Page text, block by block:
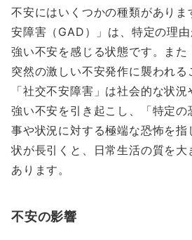
不安にはいくつかの種類がありま
安障害（GAD）」は、特定の理
強い不安を感じる状態です。また
突然の激しい不安発作に襲われる
「社交不安障害」は社会的な状
強い不安を引き起こし、「特定の
事や状況に対する極端な恐怖を指
状が長引くと、日常生活の質を
あります。
不安の影響